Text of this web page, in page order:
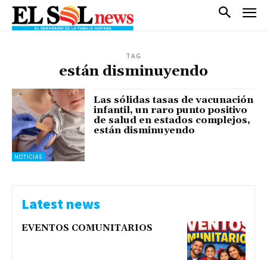
TAG
están disminuyendo
NOTICIAS
Las sólidas tasas de vacunación
infantil, un raro punto positivo
de salud en estados complejos,
están disminuyendo
Latest news
EVENTOS COMUNITARIOS